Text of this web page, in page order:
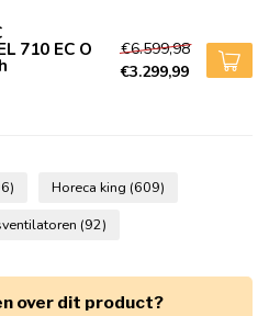
710 EC O
€6.599,98
€3.299,99
Horeca king (609)
(92)
over dit product?